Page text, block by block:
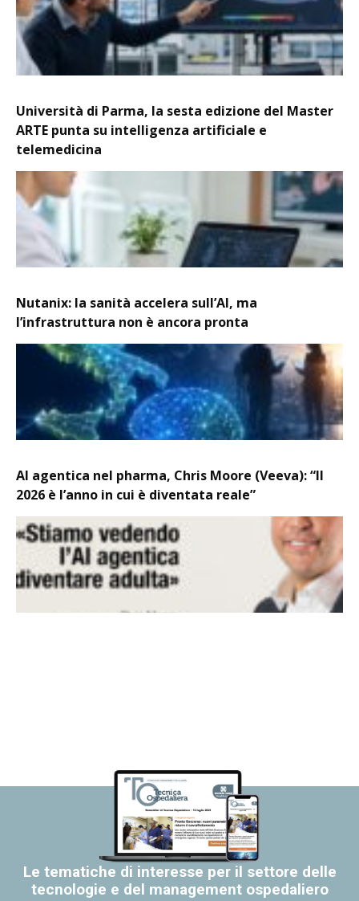
Università di Parma, la sesta edizione del Master
ARTE punta su intelligenza artificiale e
telemedicina
Nutanix: la sanità accelera sull’AI, ma
l’infrastruttura non è ancora pronta
AI agentica nel pharma, Chris Moore (Veeva): “Il
2026 è l’anno in cui è diventata reale”
Le tematiche di interesse per il settore delle
tecnologie e del management ospedaliero